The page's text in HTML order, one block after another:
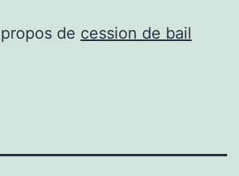
de cession de bail